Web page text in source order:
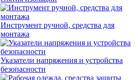
Инструмент ручной, средства для
монтажа
Указатели напряжения и устройства
безопасности